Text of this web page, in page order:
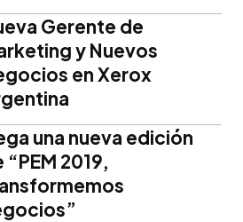
Gerente de
y Nuevos
en Xerox
una nueva edición
“PEM 2019,